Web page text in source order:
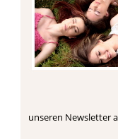
unseren Newsletter